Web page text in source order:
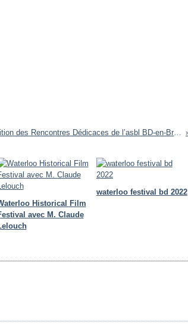
4e édition des Rencontres Dédicaces de l’asbl BD-en-Brabants : Nivelles
Historical Film
avec M. Claude
waterloo festival bd 2022